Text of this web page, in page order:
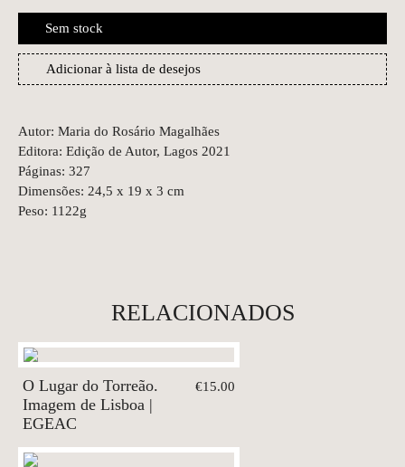
Sem stock
Adicionar à lista de desejos
Autor: Maria do Rosário Magalhães
Editora: Edição de Autor, Lagos 2021
Páginas: 327
Dimensões: 24,5 x 19 x 3 cm
Peso: 1122g
RELACIONADOS
O Lugar do Torreão.
Imagem de Lisboa |
EGEAC
€15.00